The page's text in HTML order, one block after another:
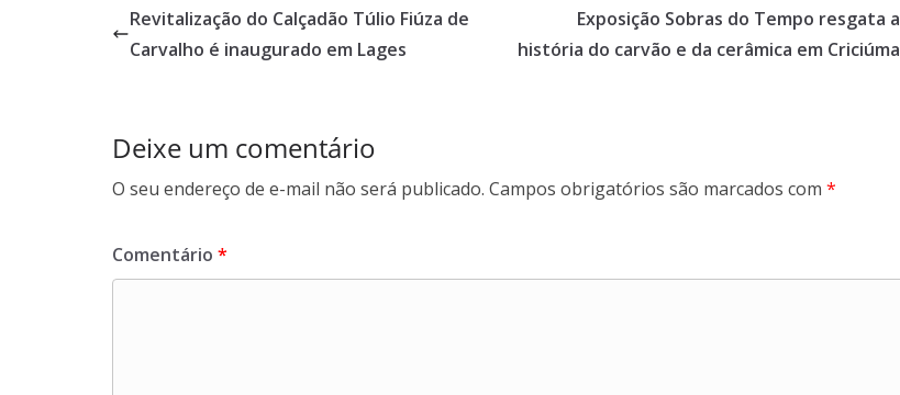
c
l
.
Revitalização do Calçadão Túlio Fiúza de
Carvalho é inaugurado em Lages
Exposição Sobras do Tempo resgata a
história do carvão e da cerâmica em Criciúma
Deixe um comentário
O seu endereço de e-mail não será publicado. Campos obrigatórios são marcados com *
Comentário *